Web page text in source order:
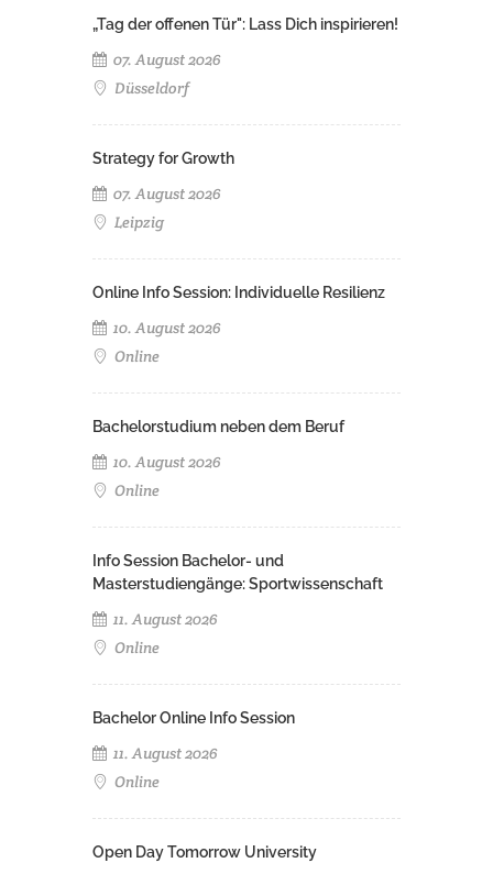
„Tag der offenen Tür": Lass Dich inspirieren!
07. August 2026
Düsseldorf
Strategy for Growth
07. August 2026
Leipzig
Online Info Session: Individuelle Resilienz
10. August 2026
Online
Bachelorstudium neben dem Beruf
10. August 2026
Online
Info Session Bachelor- und
Masterstudiengänge: Sportwissenschaft
11. August 2026
Online
Bachelor Online Info Session
11. August 2026
Online
Open Day Tomorrow University